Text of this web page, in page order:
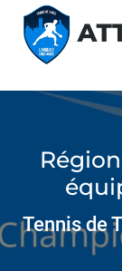
Tennis de